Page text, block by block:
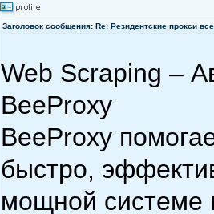
Заголовок сообщения: Re: Резидентские прокси
Web Scraping –
BeeProxy
BeeProxy
быстро,
мощной системе